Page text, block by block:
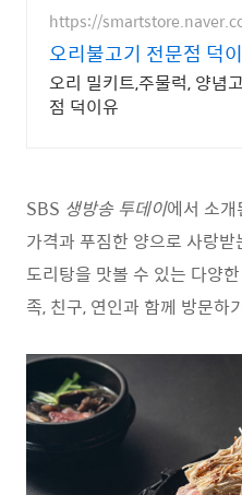
https://
오리불고기 전문점 덕
오리 밀키트,주물럭, 양념
점 덕이유
SBS 생방송 투데이에서 소개
가격과 푸짐한 양으로 사랑
도리탕을 맛볼 수 있는 다양
족, 친구, 연인과 함께 방문하